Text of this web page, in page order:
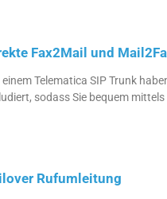
Fax2Mail und
einem Telematica SIP Trunk
sodass Sie bequem
Rufumleitung